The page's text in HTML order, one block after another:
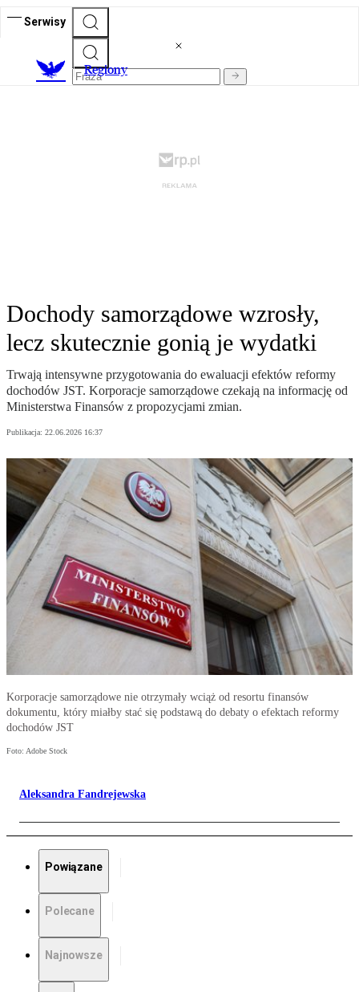
Serwisy
Regiony
Dochody samorządowe wzrosły,
lecz skutecznie gonią je wydatki
Trwają intensywne przygotowania do ewaluacji efektów reformy
dochodów JST. Korporacje samorządowe czekają na informację od
Ministerstwa Finansów z propozycjami zmian.
Publikacja: 22.06.2026 16:37
Korporacje samorządowe nie otrzymały wciąż od resortu finansów
dokumentu, który miałby stać się podstawą do debaty o efektach reformy
dochodów JST
Foto: Adobe Stock
Aleksandra Fandrejewska
Powiązane
Polecane
Najnowsze